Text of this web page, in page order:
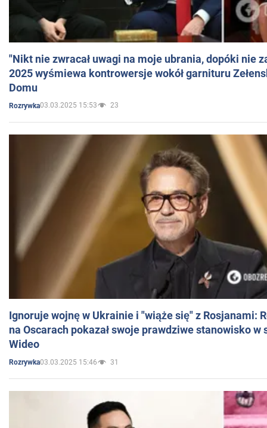
"Nikt nie zwracał uwagi na moje ubrania, dopóki nie
2025 wyśmiewa kontrowersje wokół garnituru
Domu
Rozrywka03.03.2025 15:53 23
Ignoruje wojnę w Ukrainie i "wiąże się" z Rosjanami:
na Oscarach pokazał swoje prawdziwe stanowisko w
Wideo
Rozrywka03.03.2025 15:46 31